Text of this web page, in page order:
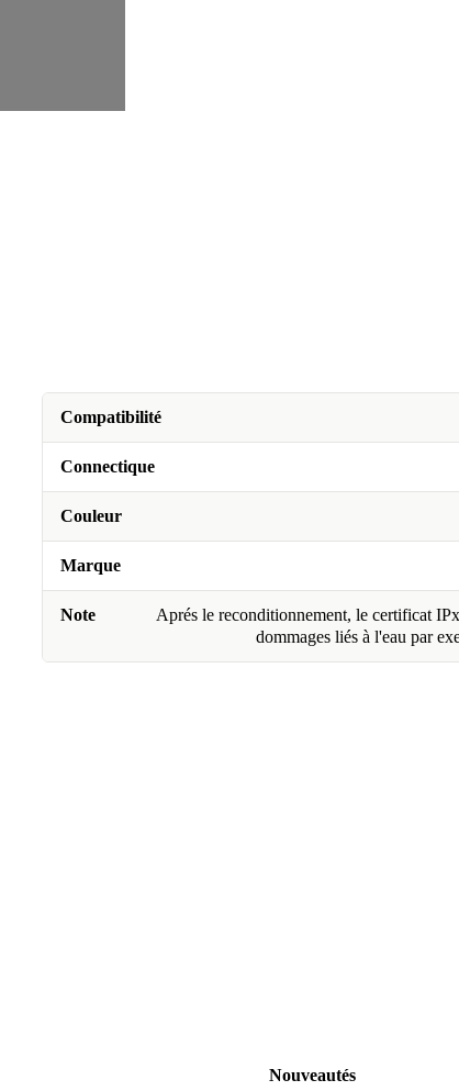
Compatibilité
Connectique
Couleur
Marque
Note
Aprés le reconditionnement, le certificat
dommages liés à l'eau par
Nouveautés